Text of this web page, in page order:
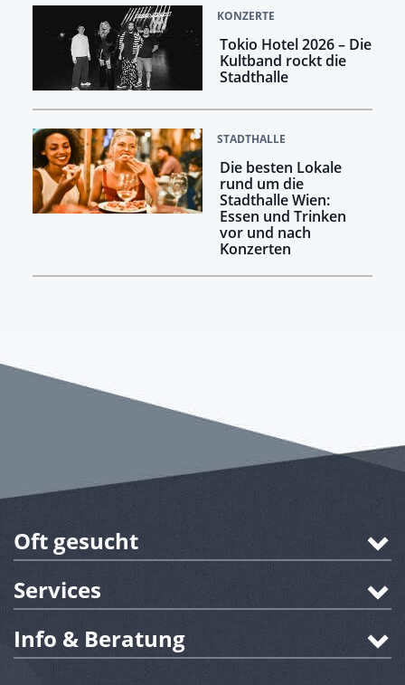
KONZERTE
Tokio Hotel 2026 – Die
Kultband rockt die
Stadthalle
STADTHALLE
Die besten Lokale
rund um die
Stadthalle Wien:
Essen und Trinken
vor und nach
Konzerten
Oft gesucht
Services
Info & Beratung